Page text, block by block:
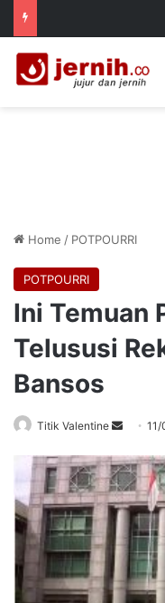
Home / POTPOURRI
POTPOURRI
Ini Temuan
Telususi
Bansos
Titik Valentine
Send
email